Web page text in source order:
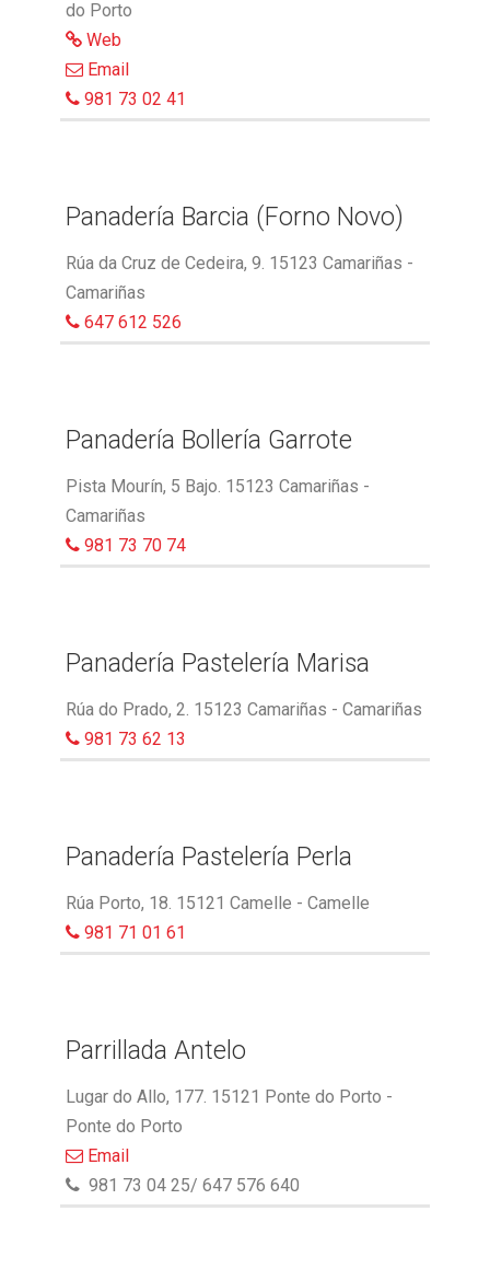
do Porto
Web
Email
981 73 02 41
Panadería Barcia (Forno Novo)
Rúa da Cruz de Cedeira, 9. 15123 Camariñas -
Camariñas
647 612 526
Panadería Bollería Garrote
Pista Mourín, 5 Bajo. 15123 Camariñas -
Camariñas
981 73 70 74
Panadería Pastelería Marisa
Rúa do Prado, 2. 15123 Camariñas - Camariñas
981 73 62 13
Panadería Pastelería Perla
Rúa Porto, 18. 15121 Camelle - Camelle
981 71 01 61
Parrillada Antelo
Lugar do Allo, 177. 15121 Ponte do Porto -
Ponte do Porto
Email
981 73 04 25/ 647 576 640